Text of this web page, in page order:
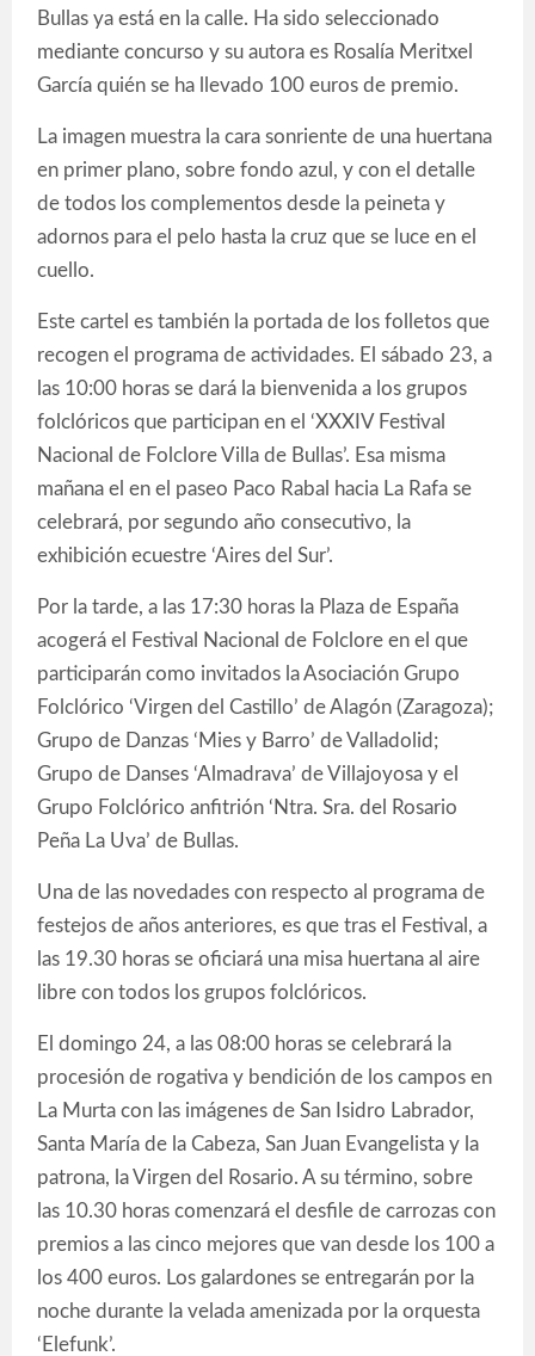
Bullas ya está en la calle. Ha sido seleccionado
mediante concurso y su autora es Rosalía Meritxel
García quién se ha llevado 100 euros de premio.
La imagen muestra la cara sonriente de una huertana
en primer plano, sobre fondo azul, y con el detalle
de todos los complementos desde la peineta y
adornos para el pelo hasta la cruz que se luce en el
cuello.
Este cartel es también la portada de los folletos que
recogen el programa de actividades. El sábado 23, a
las 10:00 horas se dará la bienvenida a los grupos
folclóricos que participan en el ‘XXXIV Festival
Nacional de Folclore Villa de Bullas’. Esa misma
mañana el en el paseo Paco Rabal hacia La Rafa se
celebrará, por segundo año consecutivo, la
exhibición ecuestre ‘Aires del Sur’.
Por la tarde, a las 17:30 horas la Plaza de España
acogerá el Festival Nacional de Folclore en el que
participarán como invitados la Asociación Grupo
Folclórico ‘Virgen del Castillo’ de Alagón (Zaragoza);
Grupo de Danzas ‘Mies y Barro’ de Valladolid;
Grupo de Danses ‘Almadrava’ de Villajoyosa y el
Grupo Folclórico anfitrión ‘Ntra. Sra. del Rosario
Peña La Uva’ de Bullas.
Una de las novedades con respecto al programa de
festejos de años anteriores, es que tras el Festival, a
las 19.30 horas se oficiará una misa huertana al aire
libre con todos los grupos folclóricos.
El domingo 24, a las 08:00 horas se celebrará la
procesión de rogativa y bendición de los campos en
La Murta con las imágenes de San Isidro Labrador,
Santa María de la Cabeza, San Juan Evangelista y la
patrona, la Virgen del Rosario. A su término, sobre
las 10.30 horas comenzará el desfile de carrozas con
premios a las cinco mejores que van desde los 100 a
los 400 euros. Los galardones se entregarán por la
noche durante la velada amenizada por la orquesta
‘Elefunk’.